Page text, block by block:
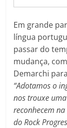
Em grande
língua
passar do
mudança,
Demarchi
“Adotamos o
nos trouxe
reconhecem
do Rock